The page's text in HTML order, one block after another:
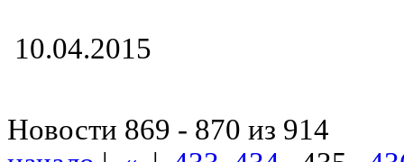
10.04.2015
Новости 869 - 870 из 914